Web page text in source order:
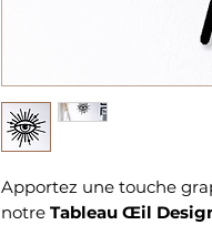
Apportez une touche
notre Tableau Œil